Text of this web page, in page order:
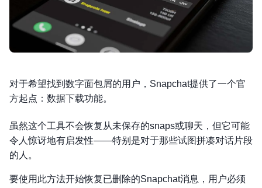
对于希望找到数字面包屑的用户，Snapchat提供了一个官
方起点：数据下载功能。
虽然这个工具不会恢复从未保存的snaps或聊天，但它可能
令人惊讶地有启发性——特别是对于那些试图拼凑对话片段
的人。
要使用此方法开始恢复已删除的Snapchat消息，用户必须